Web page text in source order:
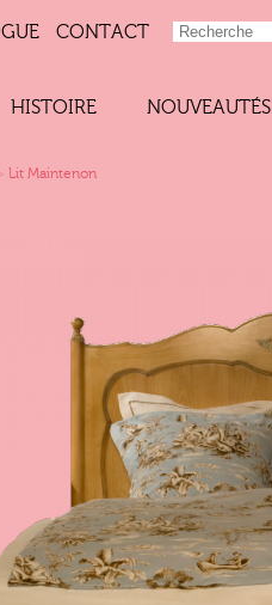
CONTACT
HISTOIRE NOUVEAUTÉS
Lit Maintenon